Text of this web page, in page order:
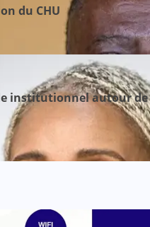
du CHU
institutionnel autour de